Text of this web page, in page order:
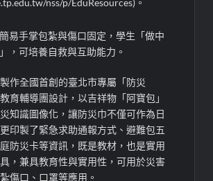
易手掌包紮與傷口固定，學生「做中
，可培養自救與互助能力。
作全國首創的臺北市專屬「防災
育輔導團設計，以吉祥物「阿寶包」
知識圖像化，讓防災巾不僅可作為日
印製了緊急求助通報方式、避難包五
防災卡等資訊，既是教材，也是實用
，兼具教育性與實用性，可用於災害
傷口、口罩等應用。